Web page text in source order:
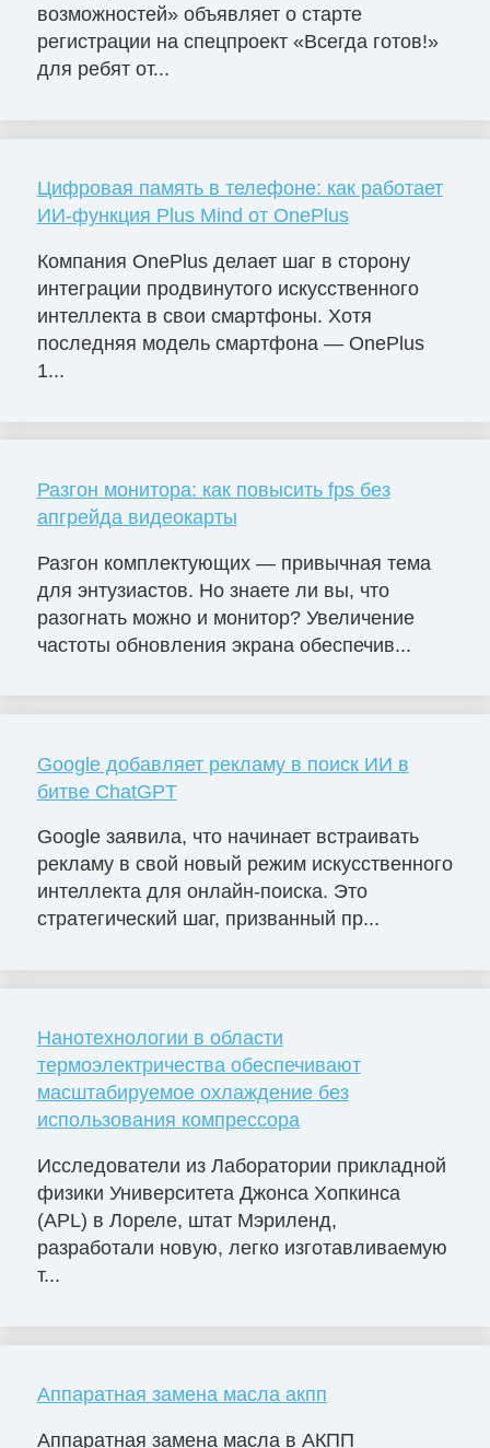
возможностей» объявляет о старте
регистрации на спецпроект «Всегда готов!»
для ребят от...
Цифровая память в телефоне: как работает
ИИ-функция Plus Mind от OnePlus
Компания OnePlus делает шаг в сторону
интеграции продвинутого искусственного
интеллекта в свои смартфоны. Хотя
последняя модель смартфона — OnePlus
1...
Разгон монитора: как повысить fps без
апгрейда видеокарты
Разгон комплектующих — привычная тема
для энтузиастов. Но знаете ли вы, что
разогнать можно и монитор? Увеличение
частоты обновления экрана обеспечив...
Google добавляет рекламу в поиск ИИ в
битве ChatGPT
Google заявила, что начинает встраивать
рекламу в свой новый режим искусственного
интеллекта для онлайн-поиска. Это
стратегический шаг, призванный пр...
Нанотехнологии в области
термоэлектричества обеспечивают
масштабируемое охлаждение без
использования компрессора
Исследователи из Лаборатории прикладной
физики Университета Джонса Хопкинса
(APL) в Лореле, штат Мэриленд,
разработали новую, легко изготавливаемую
т...
Аппаратная замена масла акпп
Аппаратная замена масла в АКПП